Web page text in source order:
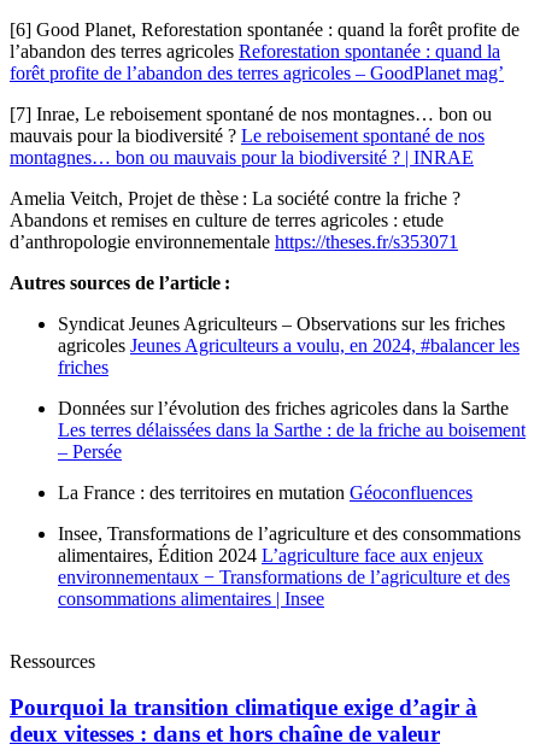
[6] Good Planet, Reforestation spontanée : quand la forêt profite de
l’abandon des terres agricoles Reforestation spontanée : quand la
forêt profite de l’abandon des terres agricoles – GoodPlanet mag’
[7] Inrae, Le reboisement spontané de nos montagnes… bon ou
mauvais pour la biodiversité ? Le reboisement spontané de nos
montagnes… bon ou mauvais pour la biodiversité ? | INRAE
Amelia Veitch, Projet de thèse : La société contre la friche ?
Abandons et remises en culture de terres agricoles : etude
d’anthropologie environnementale https://theses.fr/s353071
Autres sources de l’article :
Syndicat Jeunes Agriculteurs – Observations sur les friches
agricoles Jeunes Agriculteurs a voulu, en 2024, #balancer les
friches
Données sur l’évolution des friches agricoles dans la Sarthe
Les terres délaissées dans la Sarthe : de la friche au boisement
– Persée
La France : des territoires en mutation Géoconfluences
Insee, Transformations de l’agriculture et des consommations
alimentaires, Édition 2024 L’agriculture face aux enjeux
environnementaux − Transformations de l’agriculture et des
consommations alimentaires | Insee
Ressources
Pourquoi la transition climatique exige d’agir à
deux vitesses : dans et hors chaîne de valeur